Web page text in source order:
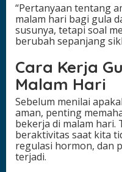
“Pertanyaan tentang
malam hari bagi gula
susunya, tetapi soal
berubah sepanjang
Cara Kerja
Malam Hari
Sebelum menilai
aman, penting
bekerja di malam
beraktivitas saat kita
regulasi hormon, dan
terjadi.